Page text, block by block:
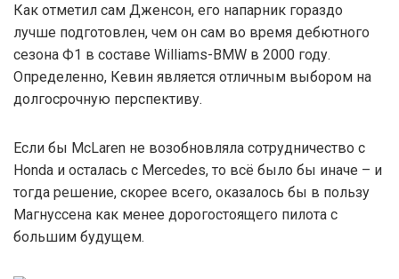
Как отметил сам Дженсон, его напарник гораздо
лучше подготовлен, чем он сам во время дебютного
сезона Ф1 в составе Williams-BMW в 2000 году.
Определенно, Кевин является отличным выбором на
долгосрочную перспективу.
Если бы McLaren не возобновляла сотрудничество с
Honda и осталась с Mercedes, то всё было бы иначе – и
тогда решение, скорее всего, оказалось бы в пользу
Магнуссена как менее дорогостоящего пилота с
большим будущем.